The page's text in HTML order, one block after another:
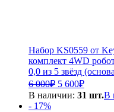
Набор KS0559 от
комплект 4WD
0,0 из 5 звёзд
6 000₽
цена
5 600₽Текущая
цена:
В наличии: 31 шт.В
- 17%